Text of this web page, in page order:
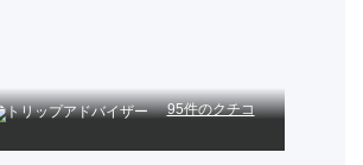
95件のクチコ